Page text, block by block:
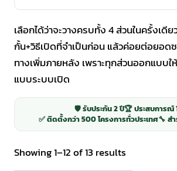
เลือกได้ว่าจะวางครบทั้ง 4 ส่วนในครั้งเดีย
กั้น+วิธีเปิดที่จำเป็นก่อน แล้วค่อยต่อยอด
ทางเพิ่มภายหลัง เพราะทุกส่วนออกแบบใ
แบบระบบเปิด
🛡️ รับประกัน 2 ปี🏆 ประสบการณ์
✅ ติดตั้งกว่า 500 โครงการทั่วประเทศ🔧 ส
Showing 1–12 of 13 results